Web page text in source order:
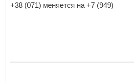
+38 (071) меняется на +7 (949)